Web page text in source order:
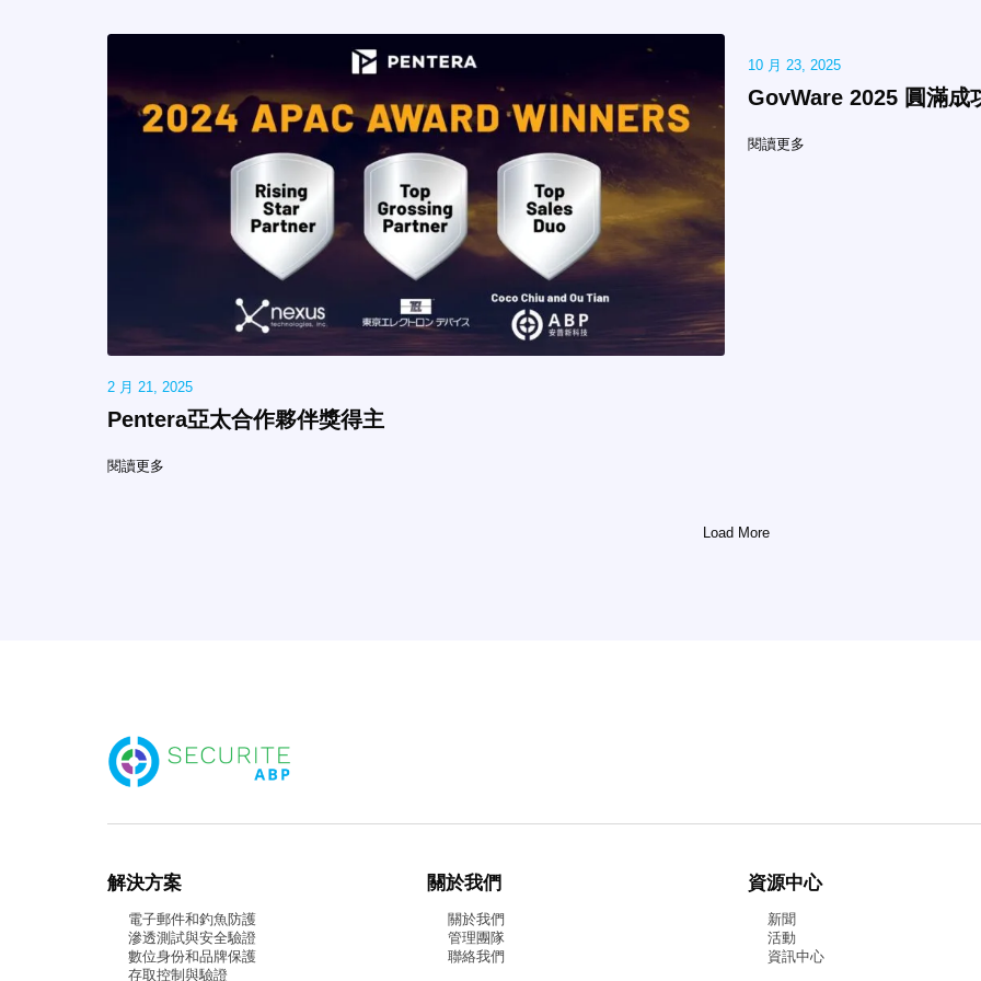
2 月 21, 2025
Pentera亞太合作夥伴獎得主
閱讀更多
10 月 23, 2025
GovWare 2025 圓滿成
閱讀更多
Load More
解決方案
電子郵件和釣魚防護
滲透測試與安全驗證
數位身份和品牌保護
存取控制與驗證
關於我們
關於我們
管理團隊
聯絡我們
資源中心
新聞
活動
資訊中心